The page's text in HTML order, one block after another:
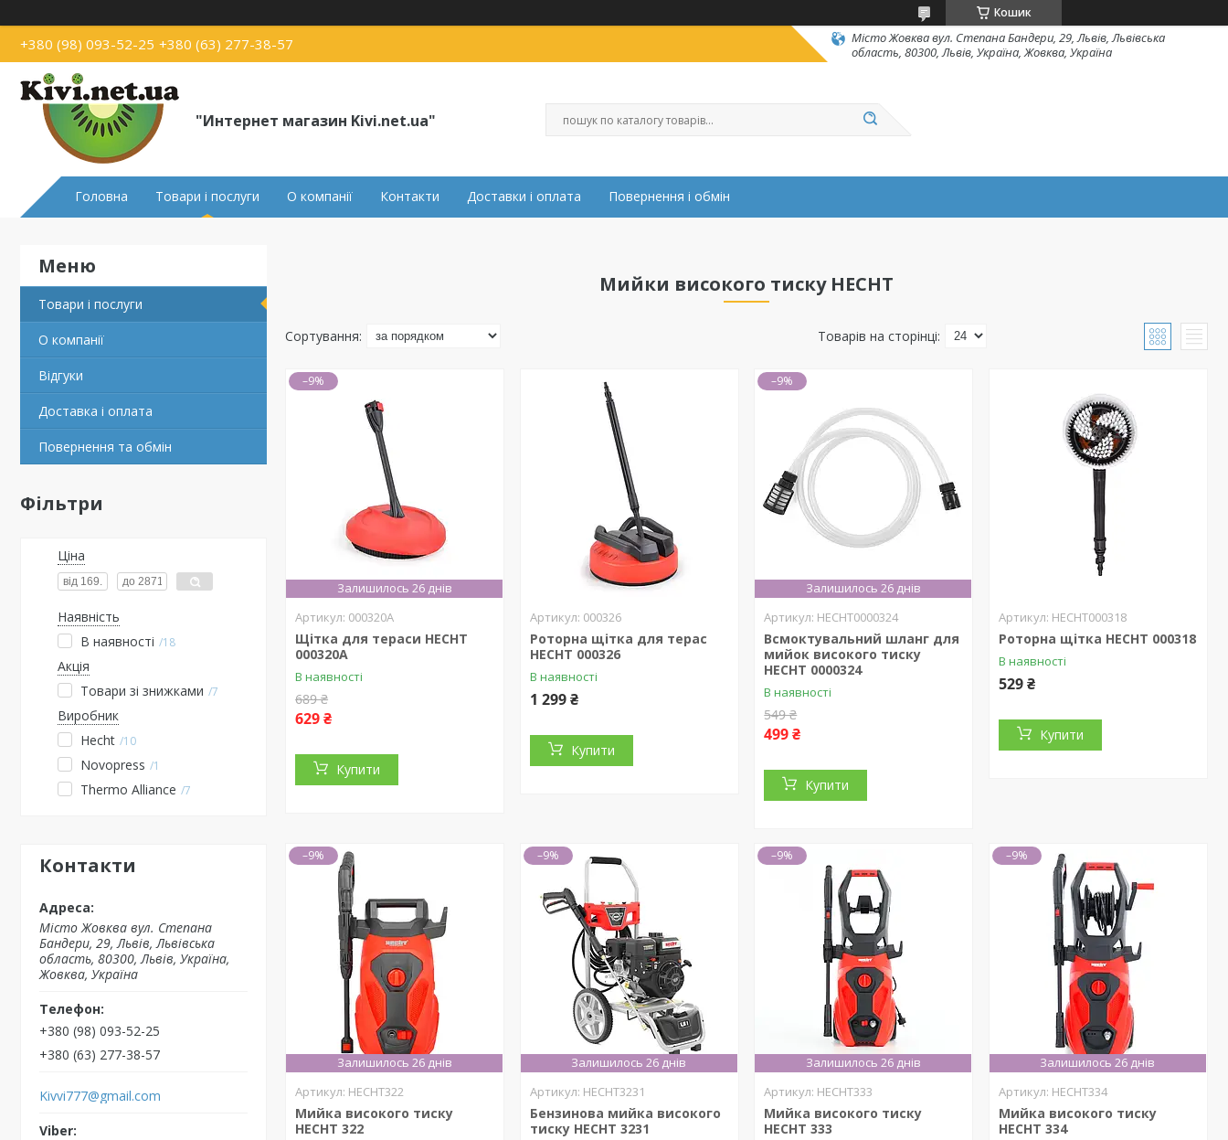
Кошик
+380 (98) 093-52-25 +380 (63) 277-38-57
Місто Жовква вул. Степана Бандери, 29, Львів, Львівська
область, 80300, Львів, Україна, Жовква, Україна
"Интернет магазин Kivi.net.ua"
Головна Товари і послуги О компанії Контакти Доставки і оплата Повернення і обмін
Товари і послуги
О компанії
Відгуки
Доставка і оплата
Повернення та обмін
Фільтри
Ціна
Наявність
В наявності
18
Акція
Товари зі знижками 7
Виробник
Hecht 10
Novopress 1
Thermo Alliance 7
Контакти
Місто Жовква вул. Степана
Бандери, 29, Львів, Львівська
область, 80300, Львів, Україна,
Жовква, Україна
+380 (98) 093-52-25
+380 (63) 277-38-57
Kivvi777@gmail.com
Мийки високого тиску HECHT
–9%
Залишилось 26 днів
000320A
Щітка для тераси HECHT
000320A
В наявності
689 ₴
629 ₴
Купити
000326
Роторна щітка для терас
HECHT 000326
В наявності
1 299 ₴
Купити
–9%
Залишилось 26 днів
HECHT0000324
Всмоктувальний шланг для
мийок високого тиску
HECHT 0000324
В наявності
549 ₴
499 ₴
Купити
HECHT000318
Роторна щітка HECHT 000318
В наявності
529 ₴
Купити
–9%
Залишилось 26 днів
HECHT322
Мийка високого тиску
HECHT 322
–9%
Залишилось 26 днів
HECHT3231
Бензинова мийка високого
тиску HECHT 3231
–9%
Залишилось 26 днів
HECHT333
Мийка високого тиску
HECHT 333
–9%
Залишилось 26 днів
HECHT334
Мийка високого тиску
HECHT 334